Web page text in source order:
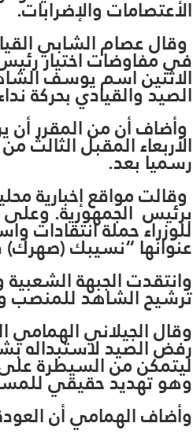
الاعتصامات والإضرابات.
‬‬‬‬‬‬وقال عصام الشابي
في مفاوضات اختيار
الاثنين اسم يوسف
الصيد والقيادي بحركة
‬‬‬‬‬‬وأضاف أن من المقرر
الأربعاء المقبل
رسميا بعد.
‬‬‬‬‬‬وقالت مواقع إخبارية
برئيس ‭‭‭‭‭‭ ‬‬‬‬‬‬الجمهورية.للوزراء حملة
عنوانها “نسيبك
وانتقدت الجبهة
ترشيح الشاهد للمنصب
وقال الجيلاني الهمامي
رفض الصيد لاستبداله
ليتمكن من السيطرة على
وهو تهديد حقيقي
وأضاف الهمامي أن